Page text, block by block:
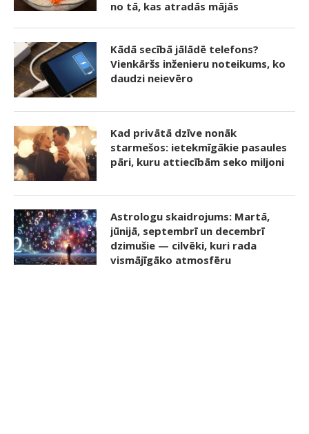
no tā, kas atradās mājās
Kādā secībā jālādē telefons?
Vienkāršs inženieru noteikums, ko
daudzi neievēro
Kad privātā dzīve nonāk
starmešos: ietekmīgākie pasaules
pāri, kuru attiecībām seko miljoni
Astrologu skaidrojums: Martā,
jūnijā, septembrī un decembrī
dzimušie — cilvēki, kuri rada
vismājīgāko atmosfēru